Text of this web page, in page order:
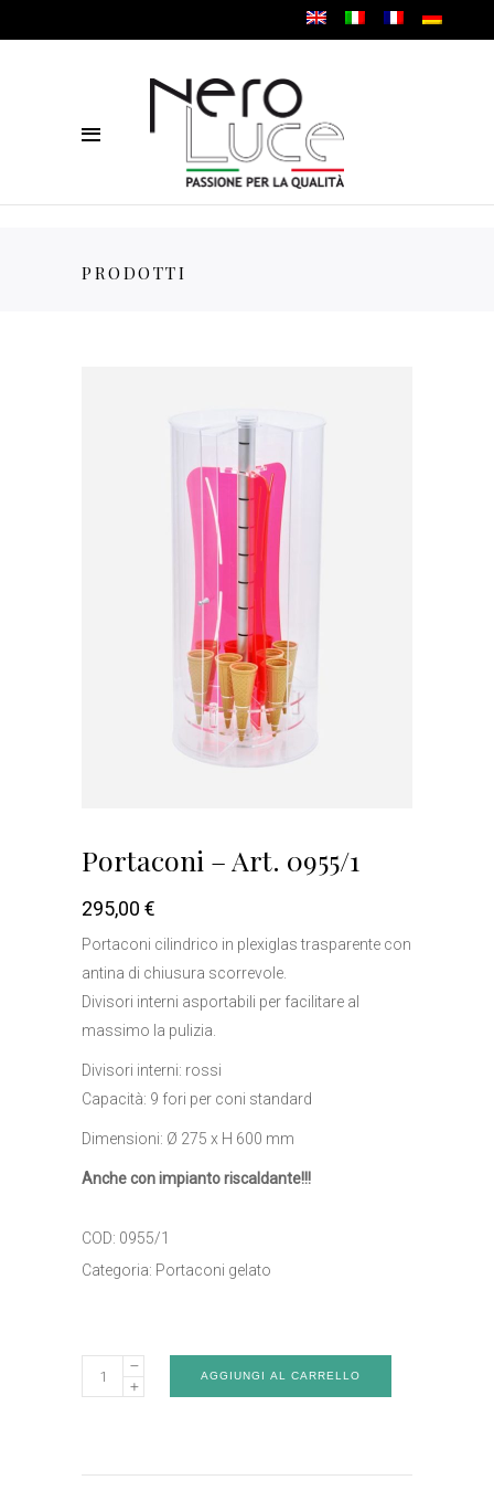
PRODOTTI
Portaconi – Art. 0955/1
295,00 €
Portaconi cilindrico in plexiglas trasparente con
antina di chiusura scorrevole.
Divisori interni asportabili per facilitare al
massimo la pulizia.
Divisori interni: rossi
Capacità: 9 fori per coni standard
Dimensioni: Ø 275 x H 600 mm
Anche con impianto riscaldante!!!
COD: 0955/1
Categoria: Portaconi gelato
Portaconi
-
AGGIUNGI AL CARRELLO